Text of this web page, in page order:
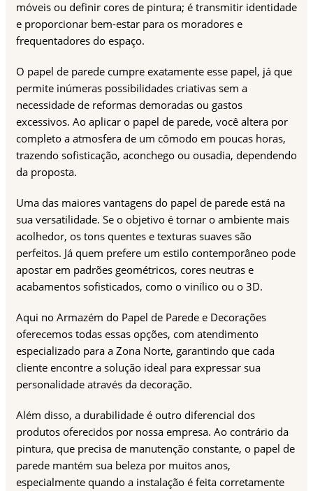
móveis ou definir cores de pintura; é transmitir identidade
e proporcionar bem-estar para os moradores e
frequentadores do espaço.
O papel de parede cumpre exatamente esse papel, já que
permite inúmeras possibilidades criativas sem a
necessidade de reformas demoradas ou gastos
excessivos. Ao aplicar o papel de parede, você altera por
completo a atmosfera de um cômodo em poucas horas,
trazendo sofisticação, aconchego ou ousadia, dependendo
da proposta.
Uma das maiores vantagens do papel de parede está na
sua versatilidade. Se o objetivo é tornar o ambiente mais
acolhedor, os tons quentes e texturas suaves são
perfeitos. Já quem prefere um estilo contemporâneo pode
apostar em padrões geométricos, cores neutras e
acabamentos sofisticados, como o vinílico ou o 3D.
Aqui no Armazém do Papel de Parede e Decorações
oferecemos todas essas opções, com atendimento
especializado para a Zona Norte, garantindo que cada
cliente encontre a solução ideal para expressar sua
personalidade através da decoração.
Além disso, a durabilidade é outro diferencial dos
produtos oferecidos por nossa empresa. Ao contrário da
pintura, que precisa de manutenção constante, o papel de
parede mantém sua beleza por muitos anos,
especialmente quando a instalação é feita corretamente